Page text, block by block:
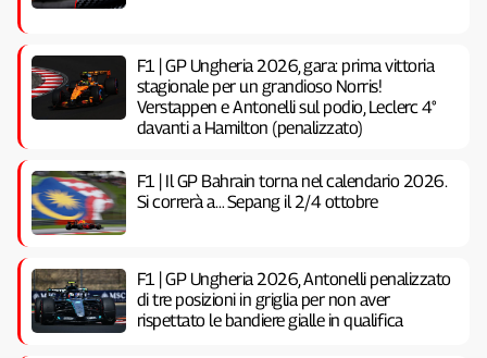
F1 | GP Ungheria 2026, gara: prima vittoria
stagionale per un grandioso Norris!
Verstappen e Antonelli sul podio, Leclerc 4°
davanti a Hamilton (penalizzato)
F1 | Il GP Bahrain torna nel calendario 2026.
Si correrà a… Sepang il 2/4 ottobre
F1 | GP Ungheria 2026, Antonelli penalizzato
di tre posizioni in griglia per non aver
rispettato le bandiere gialle in qualifica